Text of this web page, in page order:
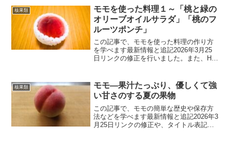
す。シンガーソングライターの大塚愛さ
んが「さくらんぼ」とい...
核果類
モモを使った料理１～「桃と緑の
オリーブオイルサラダ」「桃のフ
ルーツポンチ」
この記事で、モモを使った料理の作り方
を学べます最新情報と追記2026年3月25
日リンクの修正を行いました。また、H1
置き今回は、モモを使った料理に挑戦し
ました。夏を迎え...
核果類
モモ―果汁たっぷり、優しくて強
い甘さのする夏の果物
この記事で、モモの簡単な歴史や保存方
法などを学べます最新情報と追記2026年3
月25日リンクの修正や、タイトル表記の